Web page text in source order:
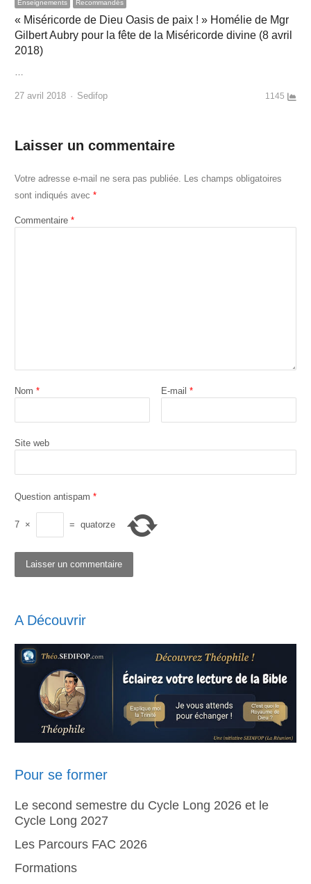
Enseignements Recommandés
« Miséricorde de Dieu Oasis de paix ! » Homélie de Mgr
Gilbert Aubry pour la fête de la Miséricorde divine (8 avril
2018)
…
27 avril 2018 Author
Sedifop 1145
Laisser un commentaire
Votre adresse e-mail ne sera pas publiée.
Les champs obligatoires
sont indiqués avec *
Commentaire *
Nom * E-mail*
Site web
Question antispam *
7 × = quatorze
A Découvrir
Pour se former
Le second semestre du Cycle Long 2026 et le
Cycle Long 2027
Les Parcours FAC 2026
Formations